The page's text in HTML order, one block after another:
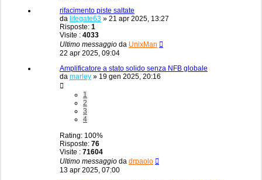
rifacimento piste saltate
da lifegate63 » 21 apr 2025, 13:27
Risposte: 1
Visite : 4033
Ultimo messaggio da UnixMan
22 apr 2025, 09:04
Amplificatore a stato solido senza NFB globale
da marley » 19 gen 2025, 20:16
1
2
3
4
Rating: 100%
Risposte: 76
Visite : 71604
Ultimo messaggio da drpaolo
13 apr 2025, 07:00